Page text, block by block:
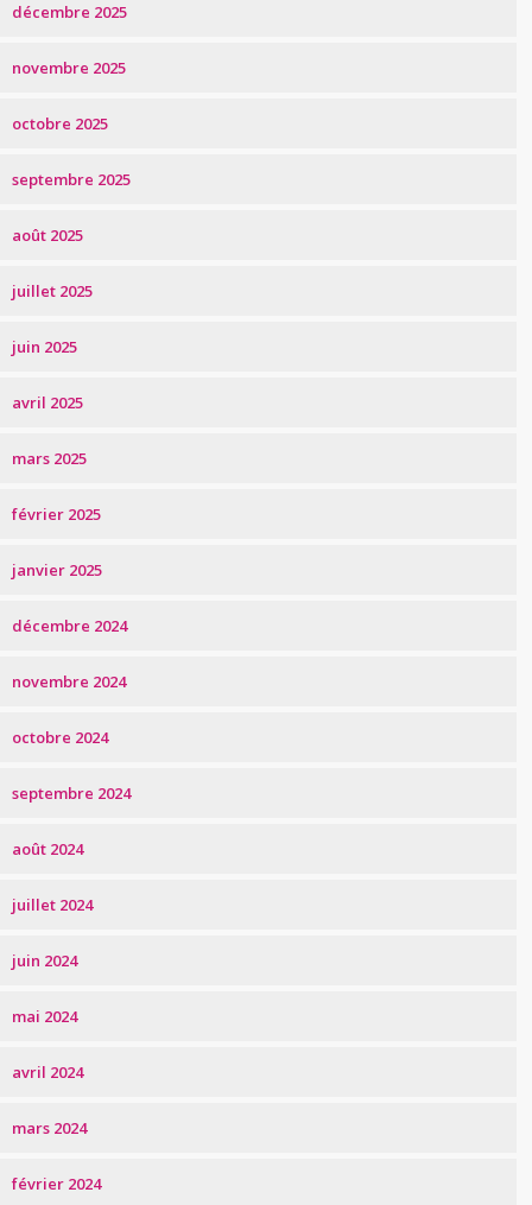
décembre 2025
novembre 2025
octobre 2025
septembre 2025
août 2025
juillet 2025
juin 2025
avril 2025
mars 2025
février 2025
janvier 2025
décembre 2024
novembre 2024
octobre 2024
septembre 2024
août 2024
juillet 2024
juin 2024
mai 2024
avril 2024
mars 2024
février 2024